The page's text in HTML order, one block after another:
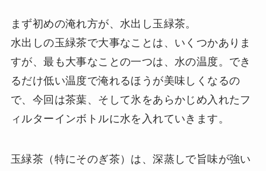
まず初めの淹れ方が、水出し玉緑茶。
水出しの玉緑茶で大事なことは、いくつかありま
すが、最も大事なことの一つは、水の温度。でき
るだけ低い温度で淹れるほうが美味しくなるの
で、今回は茶葉、そして氷をあらかじめ入れたフ
ィルターインボトルに水を入れていきます。
玉緑茶（特にそのぎ茶）は、深蒸しで旨味が強い